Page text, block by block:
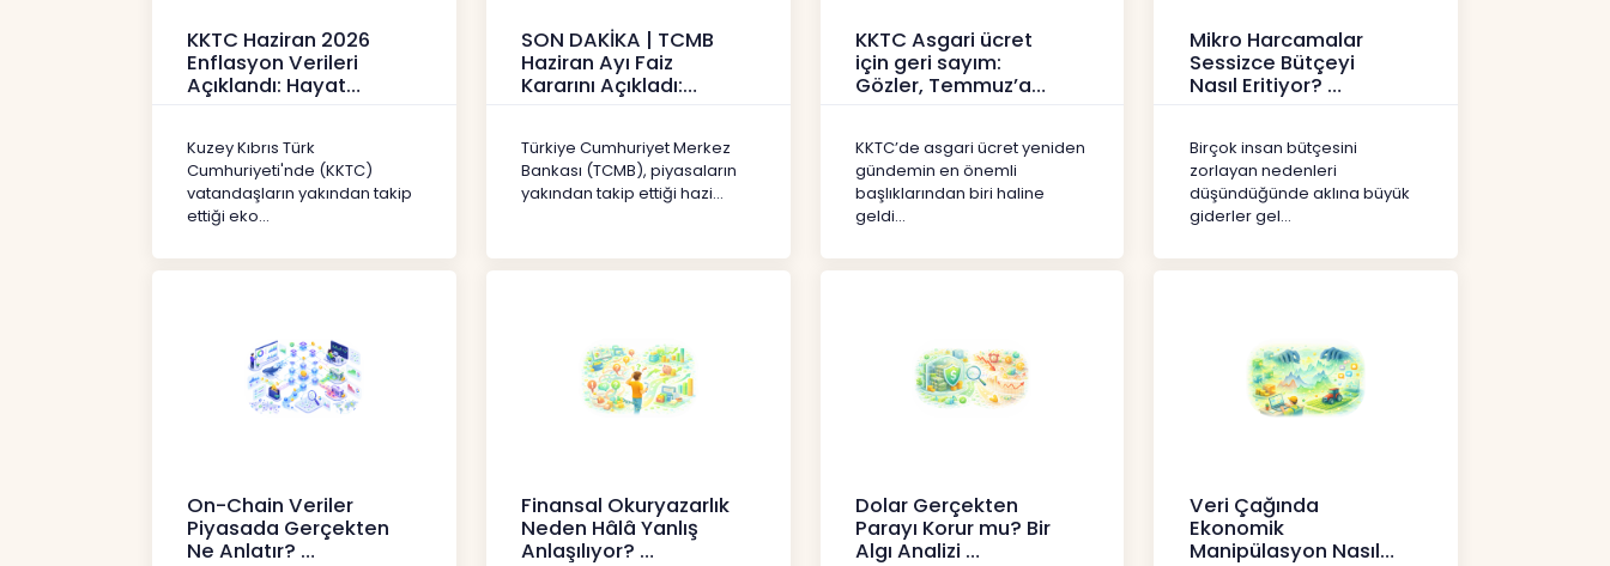
KKTC Haziran 2026
Enflasyon Verileri
Açıklandı: Hayat
Haberler
Kuzey Kıbrıs Türk
Cumhuriyeti'nde (KKTC)
vatandaşların yakından takip
ettiği eko...
SON DAKİKA | TCMB
Haziran Ayı Faiz
Kararını Açıkladı:
Haberler
Türkiye Cumhuriyet Merkez
Bankası (TCMB), piyasaların
yakından takip ettiği hazi...
KKTC Asgari ücret
için geri sayım:
Gözler, Temmuz’a
Haberler
KKTC’de asgari ücret yeniden
gündemin en önemli
başlıklarından biri haline
geldi...
Mikro Harcamalar
Sessizce Bütçeyi
Nasıl Eritiyor?
Birçok insan bütçesini
zorlayan nedenleri
düşündüğünde aklına büyük
giderler gel...
On-Chain Veriler
Piyasada Gerçekten
Ne Anlatır?
Finansal Okuryazarlık
Neden Hâlâ Yanlış
Anlaşılıyor?
Dolar Gerçekten
Parayı Korur mu? Bir
Algı Analizi
Veri Çağında
Ekonomik
Manipülasyon Nasıl